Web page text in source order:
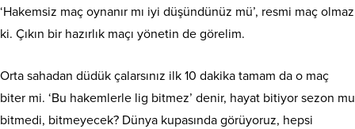
‘Hakemsiz maç oynanır mı iyi düşündünüz mü’, resmi maç olmaz
ki. Çıkın bir hazırlık maçı yönetin de görelim.
Orta sahadan düdük çalarsınız ilk 10 dakika tamam da o maç
biter mi. ‘Bu hakemlerle lig bitmez’ denir, hayat bitiyor sezon mu
bitmedi, bitmeyecek? Dünya kupasında görüyoruz, hepsi